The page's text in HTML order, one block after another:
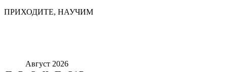
ПРИХОДИТЕ, НАУЧИМ
Август 2026